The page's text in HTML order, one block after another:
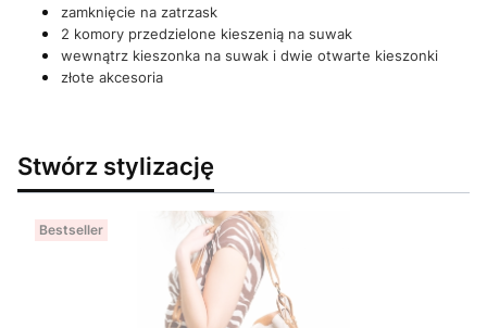
zamknięcie na zatrzask
2 komory przedzielone kieszenią na suwak
wewnątrz kieszonka na suwak i dwie otwarte kieszonki
złote akcesoria
Stwórz stylizację
Bestseller